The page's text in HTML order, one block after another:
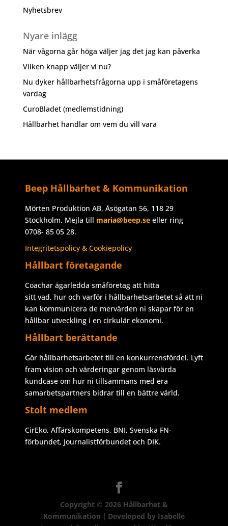
Nyhetsbrev
Nyare inlägg
När vågorna går höga väljer jag det jag kan påverka
Vilken knapp väljer vi nu?
Nu dyker hållbarhetsfrågorna upp i småföretagens
vardag
CuroBladet (medlemstidning)
Hållbarhet handlar om vem du vill vara
Beep Hållbarhet & Kommunikation
Mörten Produktion AB, Åsögatan 56, 118 29
Stockholm. Mejla till maria@beep.seeller ring
0708- 85 05 28.
Integritetspolicy & Cookiepolicy
Hållbart företagande
Coachar ägarledda småföretag att hitta
sitt vad, hur och varför i hållbarhetsarbetet så att ni
kan kommunicera de mervärden ni skapar för en
hållbar utveckling i en cirkulär ekonomi.
Hållbart berättande
Gör hållbarhetsarbetet till en konkurrensfördel. Lyft
fram vision och värderingar genom läsvärda
kundcase om hur ni tillsammans med era
samarbetspartners bidrar till en bättre värld.
Stolt medlem
CirEko, Affärskompetens, BNI, Svenska FN-
förbundet, Journalistförbundet och DIK.
Copyright © 2026 Hållbarhet &
Kommunikation | Developed by Isabelle